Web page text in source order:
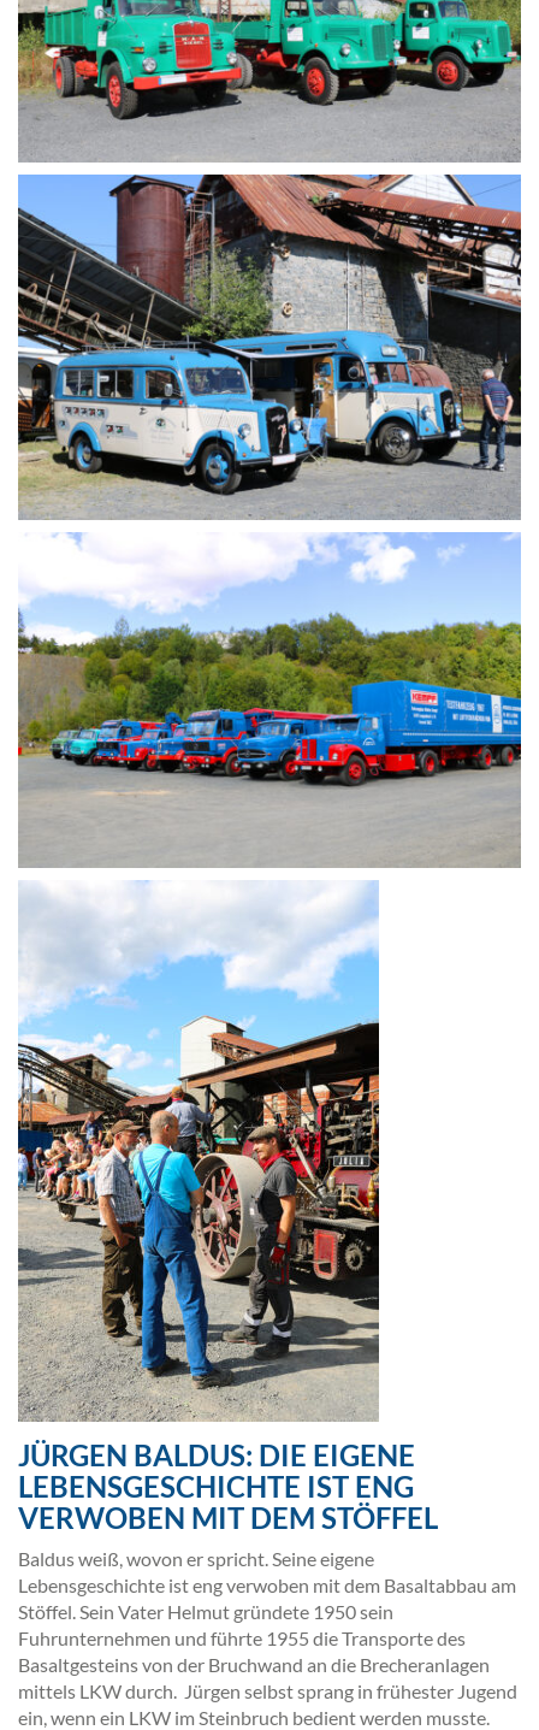
JÜRGEN BALDUS: DIE EIGENE
LEBENSGESCHICHTE IST ENG
VERWOBEN MIT DEM STÖFFEL
Baldus weiß, wovon er spricht. Seine eigene
Lebensgeschichte ist eng verwoben mit dem Basaltabbau am
Stöffel. Sein Vater Helmut gründete 1950 sein
Fuhrunternehmen und führte 1955 die Transporte des
Basaltgesteins von der Bruchwand an die Brecheranlagen
mittels LKW durch. Jürgen selbst sprang in frühester Jugend
ein, wenn ein LKW im Steinbruch bedient werden musste.